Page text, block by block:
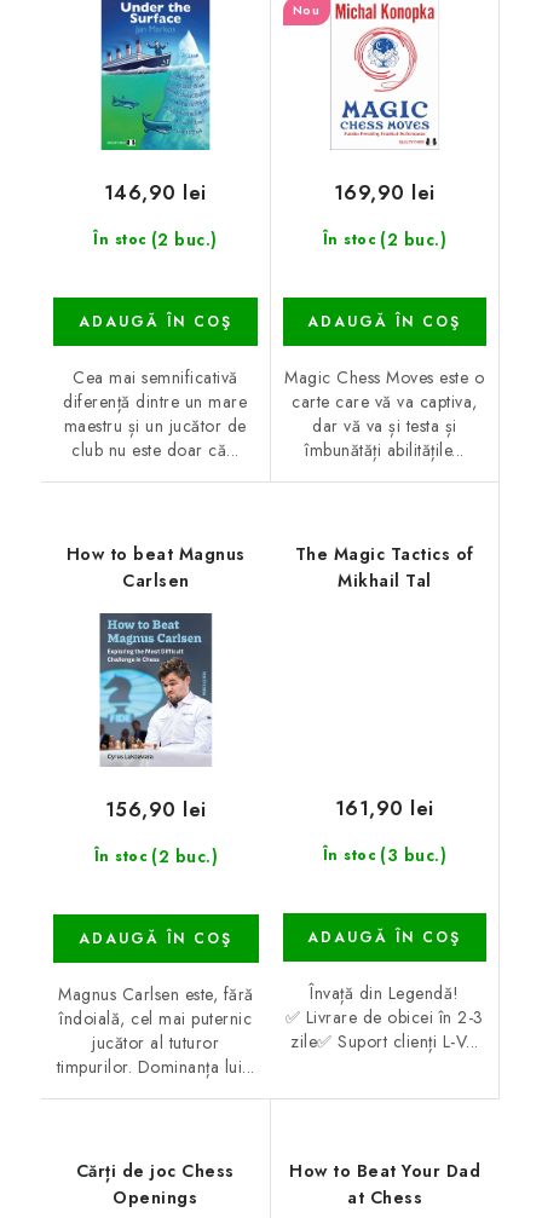
În stoc (2 buc.)
146,90 lei
ADAUGĂ ÎN COŞ
Cea mai semnificativă
diferență dintre un mare
maestru și un jucător de
club nu este doar că...
Nou
În stoc (2 buc.)
169,90 lei
ADAUGĂ ÎN COŞ
Magic Chess Moves este o
carte care vă va captiva,
dar vă va și testa și
îmbunătăți abilitățile...
How to beat Magnus
Carlsen
În stoc (2 buc.)
156,90 lei
ADAUGĂ ÎN COŞ
Magnus Carlsen este, fără
îndoială, cel mai puternic
jucător al tuturor
timpurilor. Dominanța lui...
The Magic Tactics of
Mikhail Tal
În stoc (3 buc.)
161,90 lei
ADAUGĂ ÎN COŞ
Învață din Legendă!
✅ Livrare de obicei în 2-3
zile✅ Suport clienți L-V...
Cărți de joc Chess
Openings
How to Beat Your Dad
at Chess